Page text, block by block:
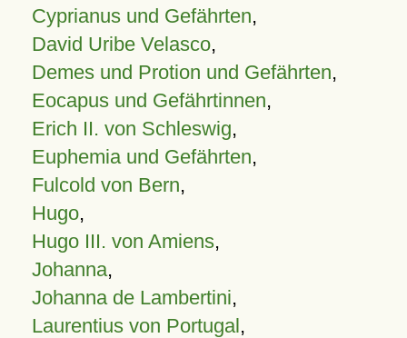
Cyprianus und Gefährten,
David Uribe Velasco,
Demes und Protion und Gefährten,
Eocapus und Gefährtinnen,
Erich II. von Schleswig,
Euphemia und Gefährten,
Fulcold von Bern,
Hugo,
Hugo III. von Amiens,
Johanna,
Johanna de Lambertini,
Laurentius von Portugal,